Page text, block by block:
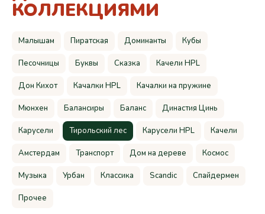
КОЛЛЕКЦИЯМИ
Малышам Пиратская Доминанты Кубы
Песочницы Буквы Сказка Качели HPL
Дон Кихот Качалки HPL Качалки на пружине
Мюнхен Балансиры Баланс Династия Цинь
Карусели Тирольский лес Карусели HPL Качели
Амстердам Транспорт Дом на дереве Космос
Музыка Урбан Классика Scandic Спайдермен
Прочее